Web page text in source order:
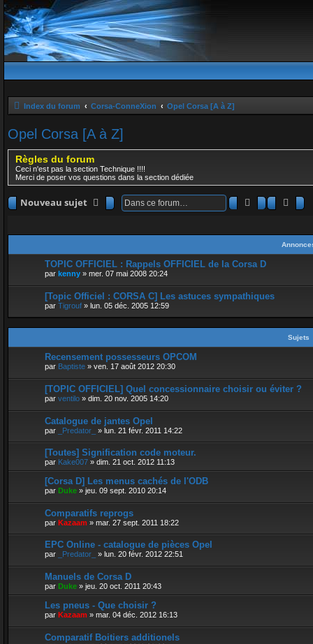
Index du forum Corsa-ConneXion Opel Corsa [A à Z]
Opel Corsa [A à Z]
Règles du forum
Ceci n'est pas la section Technique !!!!
Merci de poser vos questions dans la section dédiée
Nouveau sujet Rechercher
TOPIC OFFICIEL : Rappels OFFICIEL de la Corsa D
par kenny » mer. 07 mai 2008 20:24
[Topic Officiel : CORSA C] Les astuces sympathiques
par Tigrouf » lun. 05 déc. 2005 12:59
Sujets
Recensement possesseurs OPCOM
par Baptiste » ven. 17 août 2012 20:30
[TOPIC OFFICIEL] Quel concessionnaire choisir ou éviter ?
par ventilo » dim. 20 nov. 2005 14:20
Catalogue de jantes Opel
par _Predator_ » lun. 21 févr. 2011 14:22
[Toutes] Signification code moteur.
par Kake007 » dim. 21 oct. 2012 11:13
[Corsa D] Les menus cachés de l'ODB
par Duke » jeu. 09 sept. 2010 20:14
Comparatifs reprogs
par Kazaam » mar. 27 sept. 2011 18:22
EPC Online - catalogue de pièces Opel
par _Predator_ » lun. 20 févr. 2012 22:51
Manuels de Corsa D
par Duke » jeu. 20 oct. 2011 20:43
Les pneus - Que choisir ?
par Kazaam » mar. 04 déc. 2012 16:13
Comparatif Boitiers additionels